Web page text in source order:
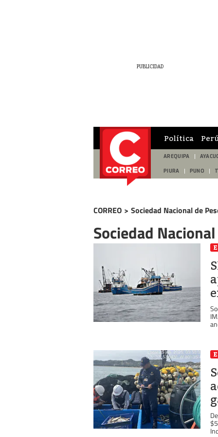
Política
AREQUIPA
PIURA PUNO
CORREO > Sociedad Nacional de
Sociedad